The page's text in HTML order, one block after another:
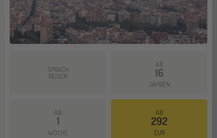
SPRACH
REISEN
AB
16
JAHREN
AB
1
WOCHE
AB
292
EUR